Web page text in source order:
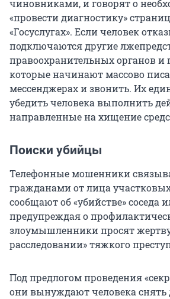
чиновниками, и говорят о
«провести диагностику»
«Госуслугах». Если человек
подключаются другие
правоохранительных органов и
которые начинают массово
мессенджерах и звонить. Их
убедить человека выполнить
направленные на хищение
Поиски убийцы
Телефонные мошенники
гражданами от лица
сообщают об «убийстве» соседа
предупреждая о
злоумышленники просят
расследовании» тяжкого
Под предлогом проведения
они вынуждают человека снять